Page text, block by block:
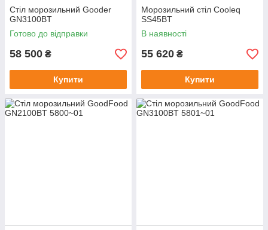
Стіл морозильний Gooder
GN3100BT
Готово до відправки
58 500 ₴
Купити
Морозильний стіл Cooleq
SS45BT
В наявності
55 620 ₴
Купити